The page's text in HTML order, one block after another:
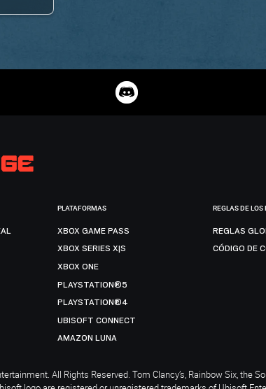
PLATAFORMAS
XBOX GAME PASS
XBOX SERIES X|S
XBOX ONE
PLAYSTATION®5
PLAYSTATION®4
UBISOFT CONNECT
AMAZON LUNA
REGLAS DE LOS
REGLAS
CÓDIGO DE
All Rights Reserved. Tom Clancy’s, Rainbow Six, the